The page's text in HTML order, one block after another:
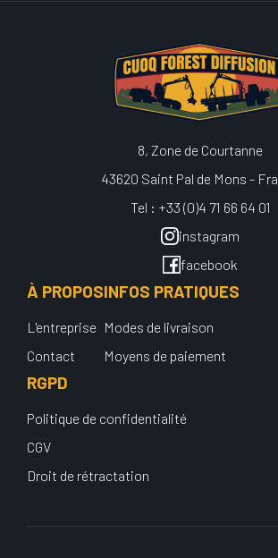
8, Zone de Courtanne
43620 Saint Pal de Mons -
Tel : +33 (0)4 71 66 64 01
instagram
facebook
À PROPOS
L'entreprise
Contact
INFOS PRATIQUES
Modes de livraison
Moyens de paiement
RGPD
Politique de confidentialité
CGV
Droit de rétractation